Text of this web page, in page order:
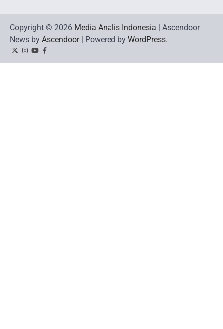
Copyright © 2026 Media Analis Indonesia | Ascendoor
News by Ascendoor| Powered by WordPress.
TwitterInstagram
YouTubeFacebook